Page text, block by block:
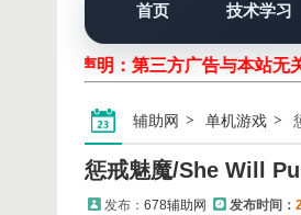
首页 技术学习
声明：第三方广告与本站无
辅助网 单机游戏
惩戒魅魔/She Will
发布： 678辅助网 发布时间：